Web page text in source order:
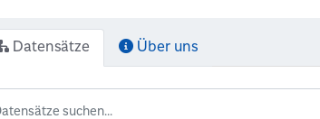
Datensätze Über uns